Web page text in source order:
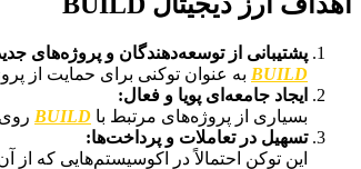
پشتیبانی از توسعه‌دهندگان و پروژه‌های
BUILD به عنوان توکنی برای حمایت از
ایجاد جامعه‌ای پویا و فعال:
بسیاری از پروژه‌های مرتبط با BUILD
تسهیل در تعاملات و پرداخت‌ها:
این توکن احتمالاً در اکوسیستم‌هایی که از